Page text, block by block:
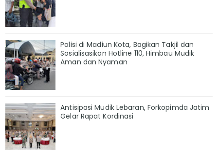
Polisi di Madiun Kota, Bagikan Takjil dan
Sosialisasikan Hotline 110, Himbau Mudik
Aman dan Nyaman
Antisipasi Mudik Lebaran, Forkopimda Jatim
Gelar Rapat Kordinasi